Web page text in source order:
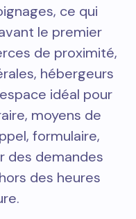
ce qui
le premier
de proximité,
hébergeurs
idéal pour
moyens de
formulaire,
des demandes
des heures